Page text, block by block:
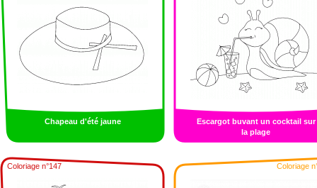
Chapeau d'été jaune
Escargot buvant un cocktail sur
la plage
Coloriage n°147 Coloriage